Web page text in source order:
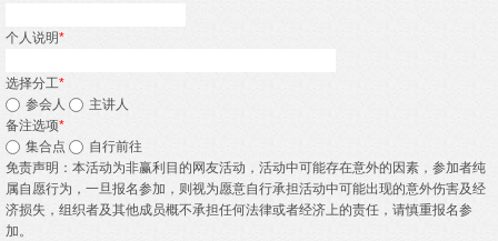
个人说明*
选择分工*
参会人
主讲人
备注选项*
集合点
自行前往
免责声明：本活动为非赢利目的网友活动，活动中可能存在意外的因素，参加者纯
属自愿行为，一旦报名参加，则视为愿意自行承担活动中可能出现的意外伤害及经
济损失，组织者及其他成员概不承担任何法律或者经济上的责任，请慎重报名参
加。